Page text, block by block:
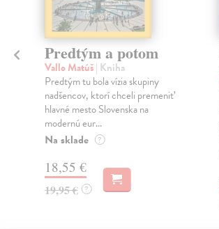
Predtým a potom
Vallo Matúš| Kniha
Predtým tu bola vízia skupiny
nadšencov, ktorí chceli premeniť
hlavné mesto Slovenska na
modernú eur...
Na sklade ?
18,55 €
19,95 € ?